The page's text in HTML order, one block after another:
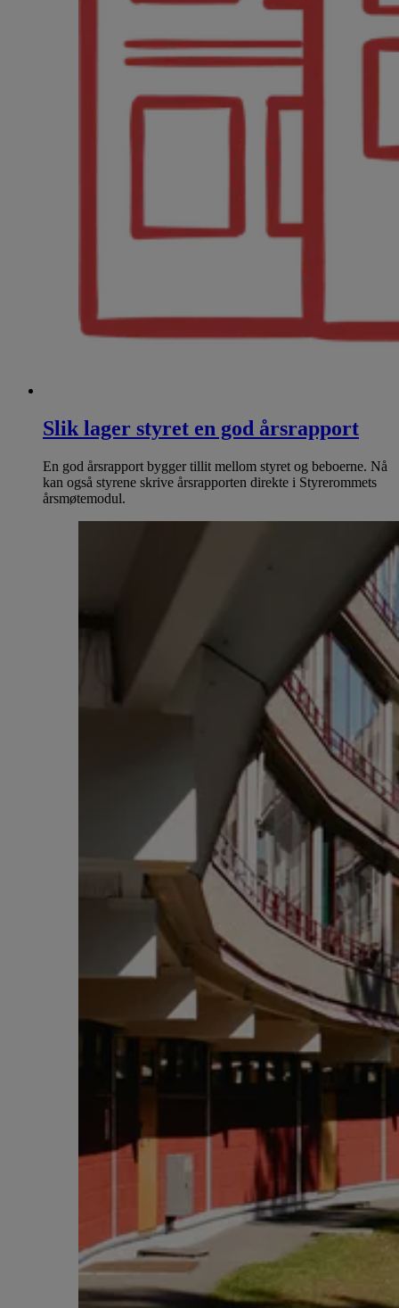
Slik lager styret en god årsrapport
En god årsrapport bygger tillit mellom styret og beboerne. Nå
kan også styrene skrive årsrapporten direkte i Styrerommets
årsmøtemodul.